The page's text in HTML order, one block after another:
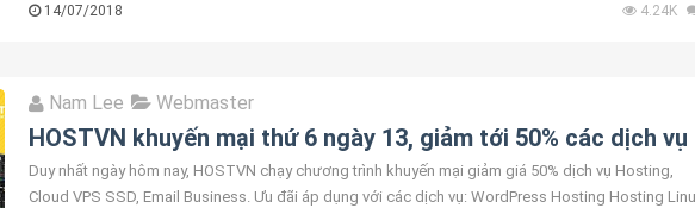
14/07/2018 4.24K
Nam Lee Webmaster
HOSTVN khuyến mại thứ 6 ngày 13, giảm tới 50% các dịch vụ
Duy nhất ngày hôm nay, HOSTVN chạy chương trình khuyến mại giảm giá 50% dịch vụ Hosting,
Cloud VPS SSD, Email Business. Ưu đãi áp dụng với các dịch vụ: WordPress Hosting Hosting